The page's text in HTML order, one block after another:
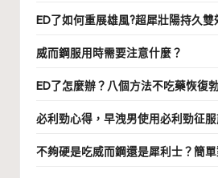
ED了如何重展雄風?超犀壯陽持久雙
威而鋼服用時需要注意什麼？
ED了怎麼辦？八個方法不吃藥恢復
必利勁心得，早洩男使用必利勁征
不夠硬是吃威而鋼還是犀利士？簡